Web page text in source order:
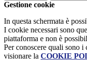
Gestione cookie
In questa schermata è
I cookie necessari sono
piattaforma e non è
Per conoscere quali sono i
visionare la COOKIE